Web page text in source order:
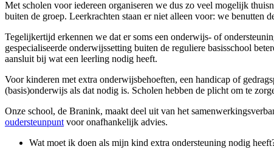
Met scholen voor iedereen organiseren we dus zo veel mogelijk
buiten de groep. Leerkrachten staan er niet alleen voor: we benutten
Tegelijkertijd erkennen we dat er soms een onderwijs- of
gespecialiseerde onderwijssetting buiten de reguliere basisschool
aansluit bij wat een leerling nodig heeft.
Voor kinderen met extra onderwijsbehoeften, een handicap of
(basis)onderwijs als dat nodig is. Scholen hebben de plicht om te
Onze school, de Branink, maakt deel uit van het
oudersteunpunt voor onafhankelijk advies.
Wat moet ik doen als mijn kind extra ondersteuning nodig